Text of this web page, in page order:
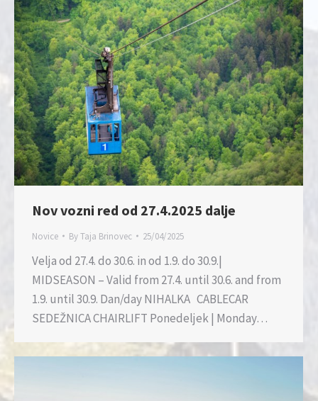
Nov vozni red od 27.4.2025 dalje
Novice ByTaja Brinovec 25/04/2025
Velja od 27.4. do 30.6. in od 1.9. do 30.9.|
MIDSEASON – Valid from 27.4. until 30.6. and from
1.9. until 30.9. Dan/day NIHALKA CABLECAR
SEDEŽNICA CHAIRLIFT Ponedeljek | Monday…